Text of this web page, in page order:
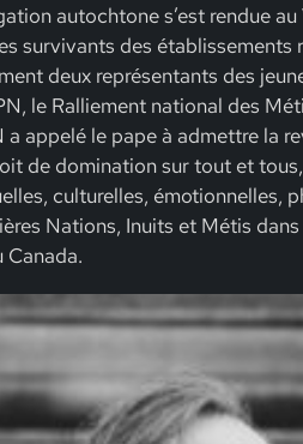
autochtone s’est rendue
survivants des établissements
deux représentants des
le Ralliement national des
a appelé le pape à admettre la
de domination sur tout et
culturelles, émotionnelles,
Nations, Inuits et Métis
Canada.